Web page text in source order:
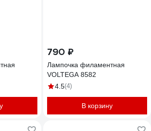
790 ₽
Лампочка филаментная
VOLTEGA 8582
4.5(4)
В корзину